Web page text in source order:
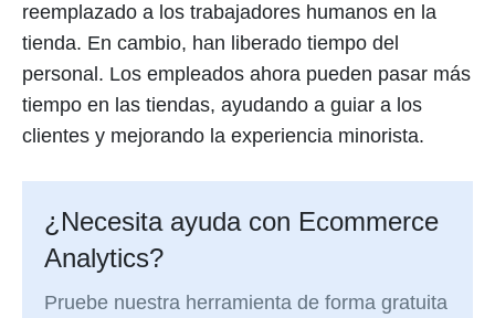
reemplazado a los trabajadores humanos en la
tienda. En cambio, han liberado tiempo del
personal. Los empleados ahora pueden pasar más
tiempo en las tiendas, ayudando a guiar a los
clientes y mejorando la experiencia minorista.
¿Necesita ayuda con Ecommerce
Analytics?
Pruebe nuestra herramienta de forma gratuita